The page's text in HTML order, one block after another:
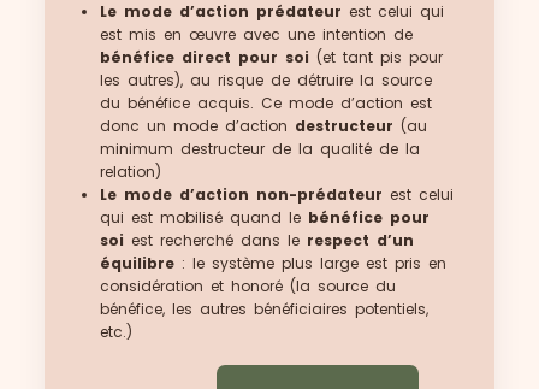
Le mode d’action prédateur est celui qui
est mis en œuvre avec une intention de
bénéfice direct pour soi (et tant pis pour
les autres), au risque de détruire la source
du bénéfice acquis. Ce mode d’action est
donc un mode d’action destructeur (au
minimum destructeur de la qualité de la
relation)
Le mode d’action non-prédateur est celui
qui est mobilisé quand le bénéfice pour
soi est recherché dans le respect d’un
équilibre : le système plus large est pris en
considération et honoré (la source du
bénéfice, les autres bénéficiaires potentiels,
etc.)